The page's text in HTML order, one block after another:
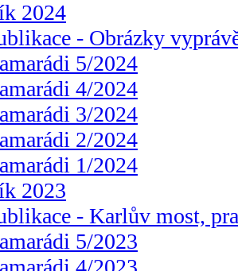
2024
- Obrázky
5/2024
4/2024
3/2024
2/2024
1/2024
2023
- Karlův most,
5/2023